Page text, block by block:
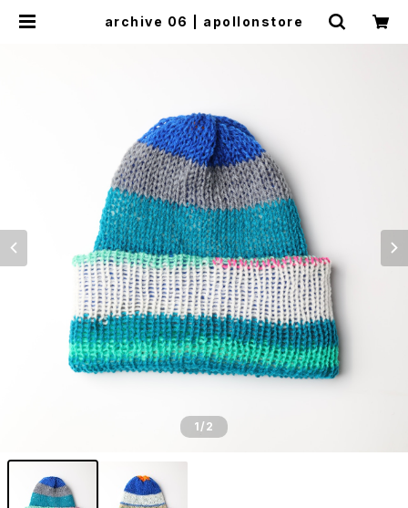
archive 06 | apollonstore
1/2